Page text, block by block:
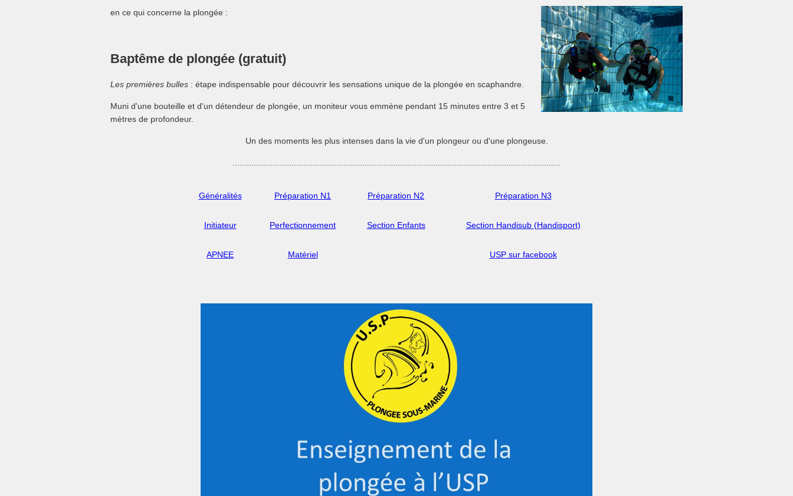
en ce qui concerne la plongée :
Baptême de plongée (gratuit)
Les premières bulles : étape indispensable pour découvrir les sensations unique de la plongée en scaphandre.
Muni d'une bouteille et d'un détendeur de plongée, un moniteur vous emmène pendant 15 minutes entre 3 et 5
mètres de profondeur.
Un des moments les plus intenses dans la vie d'un plongeur ou d'une plongeuse.
Généralités Préparation N1 Préparation N2 Préparation N3
Initiateur Perfectionnement Section Enfants Section Handisub (Handisport)
APNEE Matériel USP sur facebook